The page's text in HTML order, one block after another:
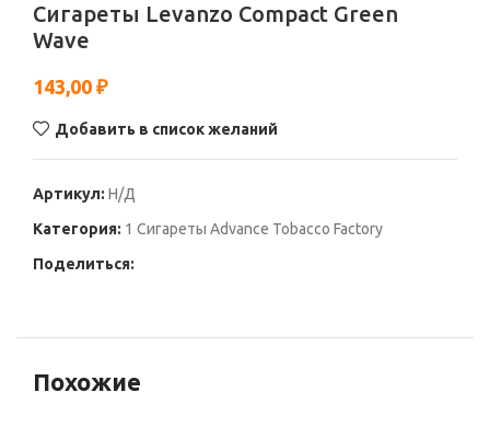
Сигареты Levanzo Compact Green
Wave
143,00 ₽
Добавить в список желаний
Артикул: Н/Д
Категория: 1 Сигареты Advance Tobacco Factory
Поделиться:
Похожие